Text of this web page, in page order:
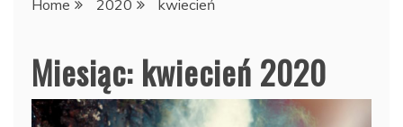
Home
2020 kwiecień
Miesiąc: kwiecień 2020